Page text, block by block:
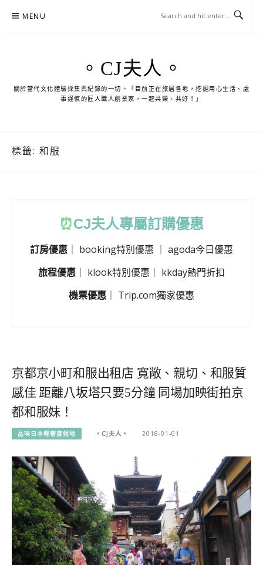
MENU
。CJ夫人。
關於當代文化體驗採集與紀錄的一切。「目前正在旅居各地，挖掘用心生活、處
事謹慎的匠人職人創業家，一起共榮、共好！」
標籤: 和服
⏰CJ夫人專屬訂購優惠
訂房優惠 booking特別優惠
agoda今日優惠
旅程優惠
klook特別優惠
kkday熱門折扣
機票優惠
Trip.com獨家優惠
京都京小町和服出租店 寬敞、親切、和服質
感佳 距離八坂塔只要5分鐘 同場加映街拍京
都和服妹！
品味日本輕奢度假地 。CJ夫人。 2018-01-01